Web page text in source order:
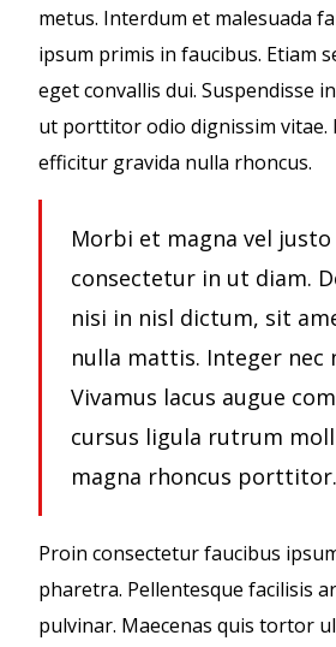
metus. Interdum et malesuada
ipsum primis in faucibus. Etiam
eget convallis dui. Suspendisse
ut porttitor odio dignissim vitae.
efficitur gravida nulla rhoncus.
Morbi et magna vel
consectetur in ut diam.
nisi in nisl dictum, sit
nulla mattis. Integer nec
Vivamus lacus augue
cursus ligula rutrum
magna rhoncus porttitor.
Proin consectetur faucibus
pharetra. Pellentesque facilisis
pulvinar. Maecenas quis tortor